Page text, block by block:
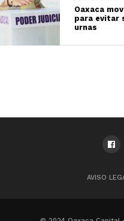
Oaxaca
para evitar
urnas
AVISO